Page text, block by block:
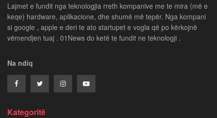
Lajmet e fundit nga teknologjia rreth kompanive me te mira (më e
keqe) hardware, aplikacione, dhe shumë më tepër. Nga kompani
si google , apple e deri te ato startupet e vogla që po kërkojnë
vëmendjen tuaj . 01News do ketë te fundit ne teknologji .
Na ndiq
Kategoritë